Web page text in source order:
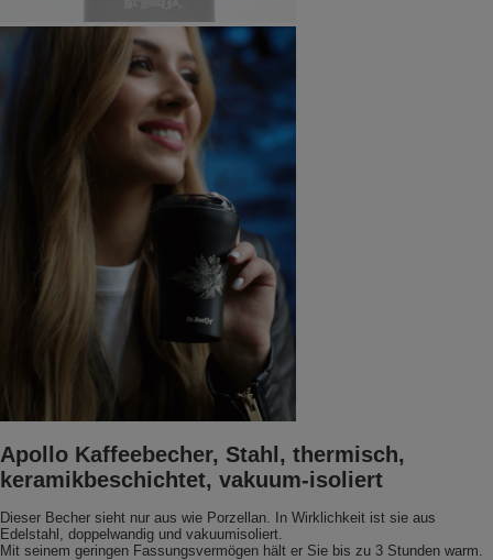
Apollo Kaffeebecher, Stahl, thermisch,
keramikbeschichtet, vakuum-isoliert
Dieser Becher sieht nur aus wie Porzellan. In Wirklichkeit ist sie aus
Edelstahl, doppelwandig und vakuumisoliert.
Mit seinem geringen Fassungsvermögen hält er Sie bis zu 3 Stunden warm.